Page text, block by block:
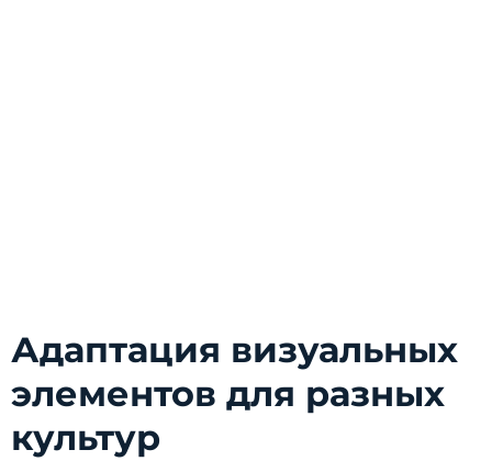
Адаптация визуальных
элементов для разных
культур